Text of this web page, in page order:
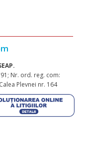
Nr. ord. reg. com:
Plevnei nr. 164